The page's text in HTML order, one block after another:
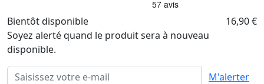
Bientôt disponible
16,90 €
Soyez alerté quand le produit sera à nouveau
disponible.
M'alerter